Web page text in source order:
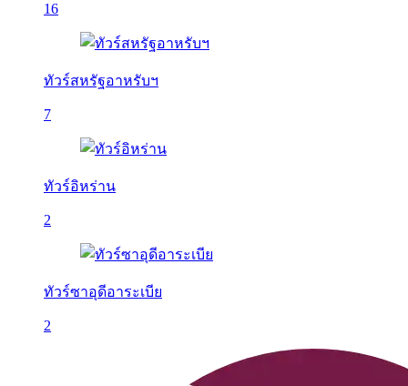
16
ทัวร์สหรัฐอาหรับฯ
7
ทัวร์อิหร่าน
2
ทัวร์ซาอุดีอาระเบีย
2